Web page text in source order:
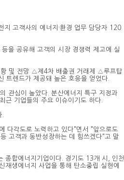
지 고객사의 에너지 ·환경 업무 담당자 120
을 공유해 고객의 시장 경쟁력 제고에 실
및 전망 △제 4차 배출권 거래제 △루프탑
트렌드가 제공돼 높은 호응을 얻었다
관심이 높았다
분산에너지 특구 지정과
근 기업들의 주요 이슈이기도 하다
다각도로 노력하고 있다"면서 "앞으로도
고객과 동반성장하는 데 힘쓰겠다"고 말
종합에너지기업이다 경기도 13개 시
인천
신재생에너지 사업을 통해 탄소중립 실현에